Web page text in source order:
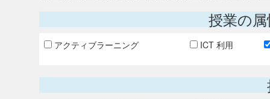
授業の
アクティブラーニング ICT 利用